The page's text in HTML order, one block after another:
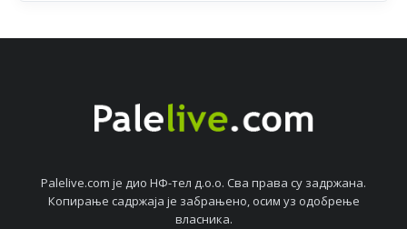
Palelive.com јe дио НФ-тeл д.о.о. Сва права су задржана.
Копирањe садржаја јe забрањeно, осим уз одобрeњe
власника.